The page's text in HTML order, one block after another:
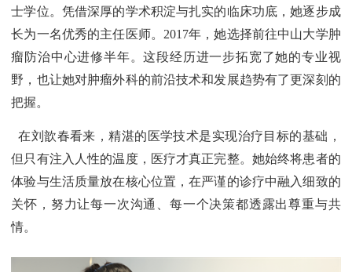
士学位。凭借深厚的学术积淀与扎实的临床功底，她逐步成
长为一名优秀的主任医师。2017年，她选择前往中山大学肿
瘤防治中心进修半年。这段经历进一步拓宽了她的专业视
野，也让她对肿瘤外科的前沿技术和发展趋势有了更深刻的
把握。
在刘歆春看来，精湛的医学技术是实现治疗目标的基础，
但只有注入人性的温度，医疗才真正完整。她始终将患者的
体验与生活质量放在核心位置，在严谨的诊疗中融入细致的
关怀，努力让每一次沟通、每一个决策都透露出尊重与共
情。